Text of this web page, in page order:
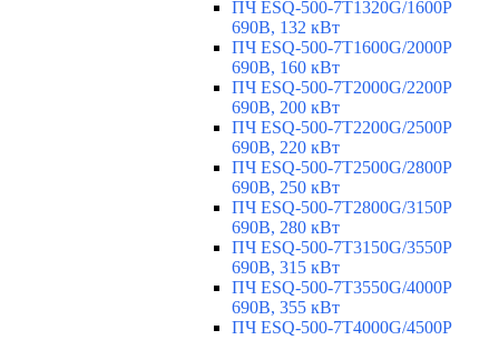
ПЧ ESQ-500-7T1320G/1600P
690В, 132 кВт
ПЧ ESQ-500-7T1600G/2000P
690В, 160 кВт
ПЧ ESQ-500-7T2000G/2200P
690В, 200 кВт
ПЧ ESQ-500-7T2200G/2500P
690В, 220 кВт
ПЧ ESQ-500-7T2500G/2800P
690В, 250 кВт
ПЧ ESQ-500-7T2800G/3150P
690В, 280 кВт
ПЧ ESQ-500-7T3150G/3550P
690В, 315 кВт
ПЧ ESQ-500-7T3550G/4000P
690В, 355 кВт
ПЧ ESQ-500-7T4000G/4500P